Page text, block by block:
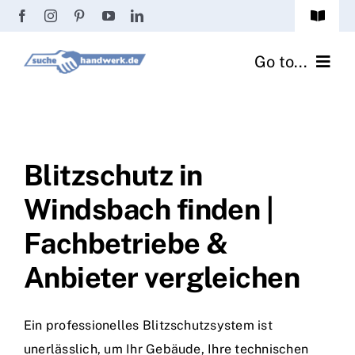
Zum
springen
Toggle
Passwort vergessen? Go to...
Handwerker Ratgeber
Wir über uns
Blitzschutz in
Windsbach finden |
Fachbetriebe &
Anbieter vergleichen
Ein professionelles Blitzschutzsystem ist
unerlässlich, um Ihr Gebäude, Ihre technischen